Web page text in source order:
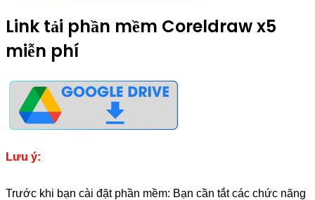
Link tải phần mềm Coreldraw x5
miễn phí
Lưu ý:
Trước khi bạn cài đặt phần mềm: Bạn cần tắt các chức năng